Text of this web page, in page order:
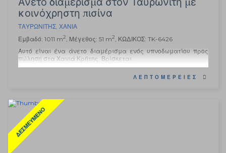
κοινόχρηστη πισίνα
ΤΑΥΡΩΝΊΤΗΣ, ΧΑΝΙΆ
Εμβαδό: 1011 m2, Μέγεθος: 51 m2, ΚΩΔΙΚΟΣ: TK-6426
Αυτό είναι ένα άνετο διαμέρισμα ενός υπνοδωματίου προς
πώληση στα Χανιά Κρήτης. Βρίσκεται...
ΛΕΠΤΟΜΈΡΕΙΕΣ
ΔΕΣΜΕΥΜΈΝΟ